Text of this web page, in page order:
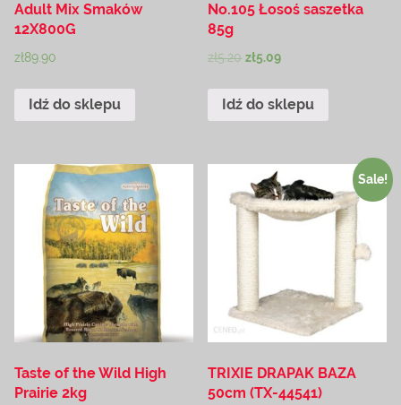
Adult Mix Smaków
12X800G
zł89.90
Idź do sklepu
No.105 Łosoś saszetka
85g
zł5.20 zł5.09
Idź do sklepu
Taste of the Wild High
Prairie 2kg
Sale!
TRIXIE DRAPAK BAZA
50cm (TX-44541)